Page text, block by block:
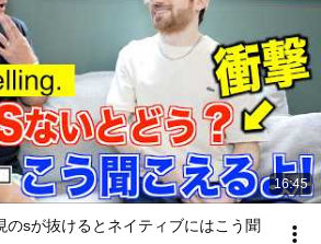
16:45
のsが抜けるとネイティブにはこう聞